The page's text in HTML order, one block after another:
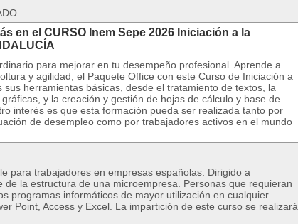
en el CURSO Inem Sepe 2026 Iniciación a la
para mejorar en tu desempeño profesional. Aprende a
y agilidad, el Paquete Office con este Curso de Iniciación a
sus herramientas básicas, desde el tratamiento de textos, la
y la creación y gestión de hojas de cálculo y base de
interés es que esta formación pueda ser realizada tanto por
de desempleo como por trabajadores activos en el mundo
para trabajadores en empresas españolas. Dirigido a
la estructura de una microempresa. Personas que requieran
programas informáticos de mayor utilización en cualquier
Point, Access y Excel. La impartición de este curso se realizará